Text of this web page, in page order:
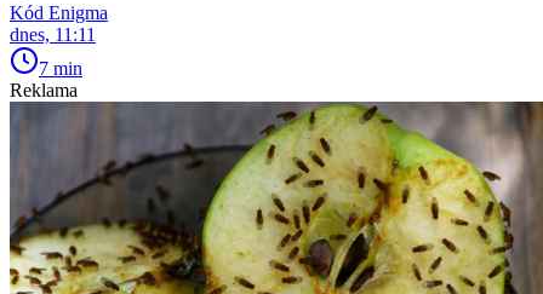
Kód Enigma
dnes, 11:11
7 min
Reklama